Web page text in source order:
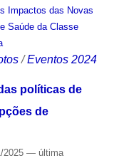
Impactos das Novas
Saúde da Classe
/Eventos 2024
políticas de
de
2025 — última